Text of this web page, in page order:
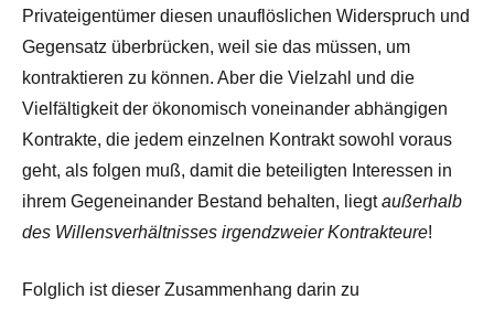
Privateigentümer diesen unauflöslichen Widerspruch und
Gegensatz überbrücken, weil sie das müssen, um
kontraktieren zu können. Aber die Vielzahl und die
Vielfältigkeit der ökonomisch voneinander abhängigen
Kontrakte, die jedem einzelnen Kontrakt sowohl voraus
geht, als folgen muß, damit die beteiligten Interessen in
ihrem Gegeneinander Bestand behalten, liegtaußerhalb
des Willensverhältnisses irgendzweier Kontrakteure!
Folglich ist dieser Zusammenhang darin zu